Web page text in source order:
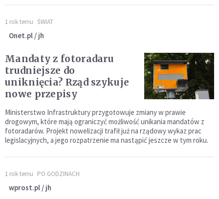
1 rok temu ŚWIAT
Onet.pl / jh
Mandaty z fotoradaru
trudniejsze do
uniknięcia? Rząd szykuje
nowe przepisy
Ministerstwo Infrastruktury przygotowuje zmiany w prawie
drogowym, które mają ograniczyć możliwość unikania mandatów z
fotoradarów. Projekt nowelizacji trafił już na rządowy wykaz prac
legislacyjnych, a jego rozpatrzenie ma nastąpić jeszcze w tym roku.
1 rok temu PO GODZINACH
wprost.pl / jh